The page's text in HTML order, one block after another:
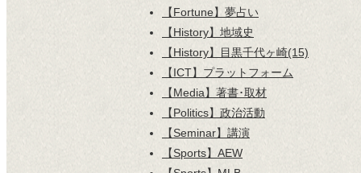
【Fortune】夢占い
【History】地域史
【History】目黒千代ヶ崎(15)
【ICT】プラットフォーム
【Media】著書･取材
【Politics】政治活動
【Seminar】講演
【Sports】AEW